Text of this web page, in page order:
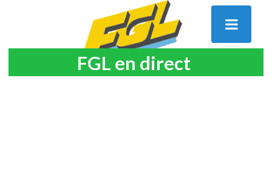
FGL en direct